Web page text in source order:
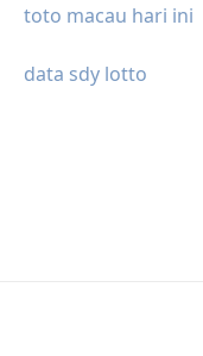
toto macau hari ini
data sdy lotto